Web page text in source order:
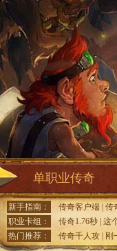
单职业传奇
新手指南： 传奇客户端 传
职业卡组：
传奇1.76秒 这
热门推荐：
传奇千人攻 刚